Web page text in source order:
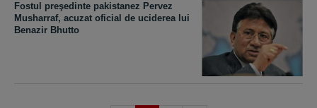
Fostul preşedinte pakistanez Pervez
Musharraf, acuzat oficial de uciderea lui
Benazir Bhutto